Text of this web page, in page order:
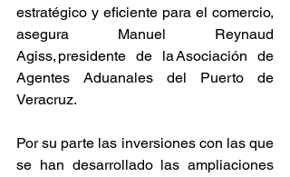
estratégico y eficiente para el comercio,
asegura Manuel Reynaud
Agiss, presidente de la Asociación de
Agentes Aduanales del Puerto de
Veracruz.
Por su parte las inversiones con las que
se han desarrollado las ampliaciones